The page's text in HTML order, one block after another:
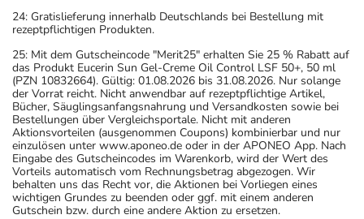
24: Gratislieferung innerhalb Deutschlands bei Bestellung mit
rezeptpflichtigen Produkten.
25: Mit dem Gutscheincode "Merit25" erhalten Sie 25 % Rabatt auf
das Produkt Eucerin Sun Gel-Creme Oil Control LSF 50+, 50 ml
(PZN 10832664). Gültig: 01.08.2026 bis 31.08.2026. Nur solange
der Vorrat reicht. Nicht anwendbar auf rezeptpflichtige Artikel,
Bücher, Säuglingsanfangsnahrung und Versandkosten sowie bei
Bestellungen über Vergleichsportale. Nicht mit anderen
Aktionsvorteilen (ausgenommen Coupons) kombinierbar und nur
einzulösen unter www.aponeo.de oder in der APONEO App. Nach
Eingabe des Gutscheincodes im Warenkorb, wird der Wert des
Vorteils automatisch vom Rechnungsbetrag abgezogen. Wir
behalten uns das Recht vor, die Aktionen bei Vorliegen eines
wichtigen Grundes zu beenden oder ggf. mit einem anderen
Gutschein bzw. durch eine andere Aktion zu ersetzen.